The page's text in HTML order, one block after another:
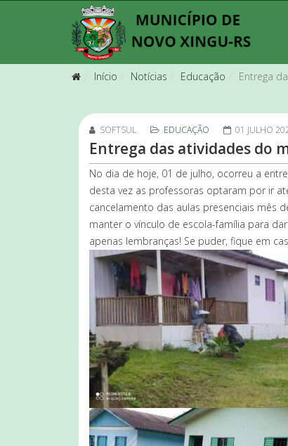
Início Notícias Educação Entrega
SOFTSUL EDUCAÇÃO 01 JULHO
Entrega das atividades do
No dia de hoje, 01 de julho, ocorreu a
desta vez as professoras optaram por ir
cancelamento das aulas presenciais mês
manter o vínculo de escola-família para
apenas lembranças! Se puder, fique em